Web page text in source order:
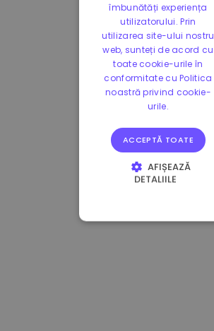
îmbunătăți experiența
utilizatorului. Prin
utilizarea site-ului nostru
web, sunteți de acord cu
toate cookie-urile în
conformitate cu Politica
noastră privind cookie-
urile.
ACCEPTĂ TOATE
AFIȘEAZĂ
DETALIILE